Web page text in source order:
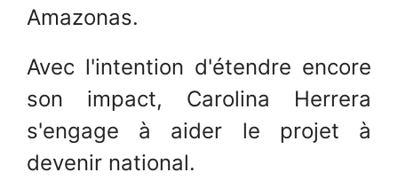
Amazonas.
Avec l'intention d'étendre encore
son impact, Carolina Herrera
s'engage à aider le projet à
devenir national.